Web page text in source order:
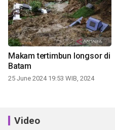
Makam tertimbun longsor di
Batam
25 June 2024 19:53 WIB, 2024
Video